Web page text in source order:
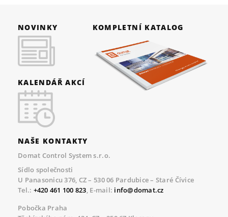
NOVINKY
KALENDÁŘ AKCÍ
KOMPLETNÍ KATALOG
NAŠE KONTAKTY
Domat Control System s.r.o.
Sídlo společnosti
U Panasonicu 376, CZ – 530 06 Pardubice – Staré Čívice
Tel.: +420 461 100 823, E-mail: info@domat.cz
Pobočka Praha